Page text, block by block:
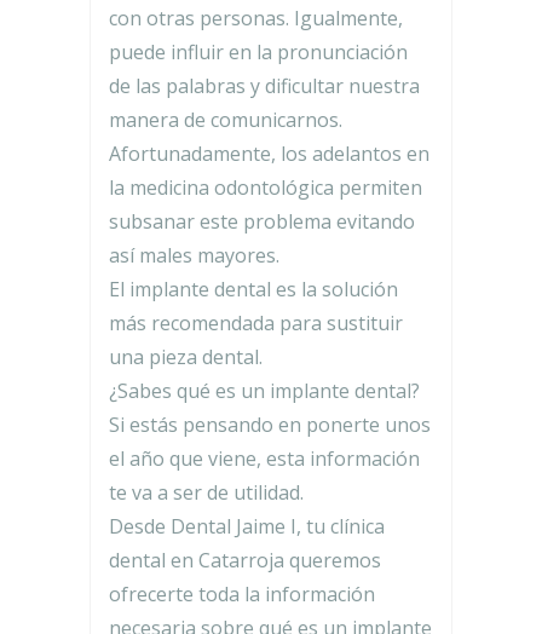
con otras personas. Igualmente,
puede influir en la pronunciación
de las palabras y dificultar nuestra
manera de comunicarnos.
Afortunadamente, los adelantos en
la medicina odontológica permiten
subsanar este problema evitando
así males mayores.
El implante dental es la solución
más recomendada para sustituir
una pieza dental.
¿Sabes qué es un implante dental?
Si estás pensando en ponerte unos
el año que viene, esta información
te va a ser de utilidad.
Desde Dental Jaime I, tu clínica
dental en Catarroja queremos
ofrecerte toda la información
necesaria sobre qué es un implante